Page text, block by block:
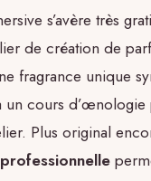
s’avère très
de création de
fragrance unique
un cours d’œnologie
Plus original